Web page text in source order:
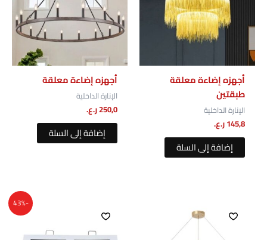
أجهزه إضاءة معلقة⁩
طبقتين
الإنارة الداخلية
145,8ر.ع.
إضافة إلى السلة
أجهزه إضاءة معلقة
الإنارة الداخلية
250,0ر.ع.
إضافة إلى السلة
-43%
7,0 ر.ع..